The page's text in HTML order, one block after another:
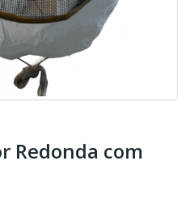
Redonda com